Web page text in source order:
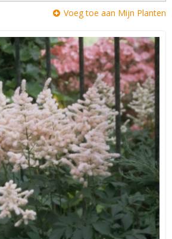
Voeg toe aan Mijn Planten